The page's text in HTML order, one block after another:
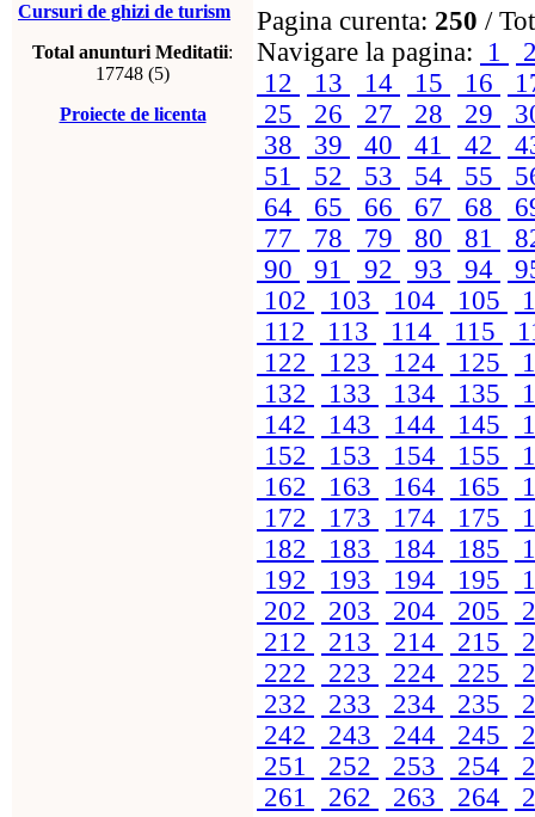
Cursuri de ghizi de turism
Total anunturi Meditatii:
17748 (5)
Proiecte de licenta
Pagina curenta: 250 /
Navigare la pagina: 1
12
13 14 15 16
25
26 27 28 29
38
39 40 41 42
51
52 53 54 55
64
65 66 67 68
77
78 79 80 81
90
91 92 93 94
102
103 104 105
112
113 114 115
122
123 124 125
132
133 134 135
142
143 144 145
152
153 154 155
162
163 164 165
172
173 174 175
182
183 184 185
192
193 194 195
202
203 204 205
212
213 214 215
222
223 224 225
232
233 234 235
242
243 244 245
251
252 253 254
261
262 263 264